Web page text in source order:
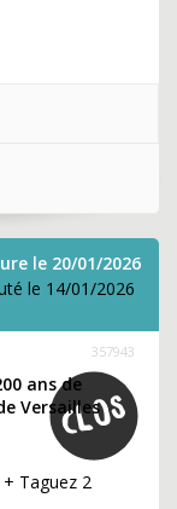
le 20/01/2026
le 14/01/2026
357943
ans de
Versailles
Taguez 2